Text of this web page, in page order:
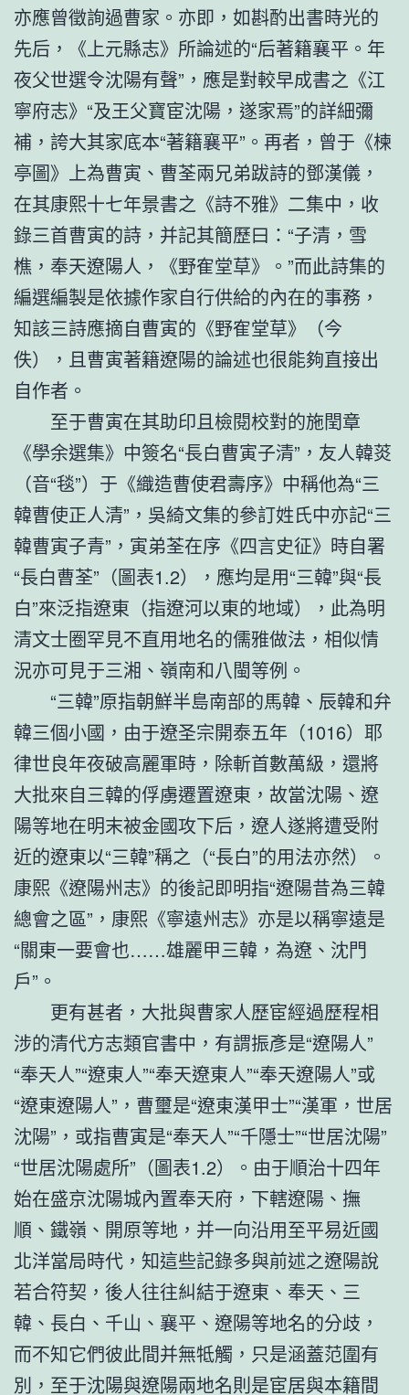
亦應曾徵詢過曹家。亦即，如斟酌出書時光的
先后，《上元縣志》所論述的“后著籍襄平。年
夜父世選令沈陽有聲”，應是對較早成書之《江
寧府志》“及王父寶宦沈陽，遂家焉”的詳細彌
補，誇大其家底本“著籍襄平”。再者，曾于《楝
亭圖》上為曹寅、曹荃兩兄弟跋詩的鄧漢儀，
在其康熙十七年景書之《詩不雅》二集中，收
錄三首曹寅的詩，并記其簡歷曰：“子清，雪
樵，奉天遼陽人，《野隺堂草》。”而此詩集的
編選編製是依據作家自行供給的內在的事務，
知該三詩應摘自曹寅的《野隺堂草》（今
佚），且曹寅著籍遼陽的論述也很能夠直接出
自作者。
至于曹寅在其助印且檢閱校對的施閏章
《學余選集》中簽名“長白曹寅子清”，友人韓菼
（音“毯”）于《織造曹使君壽序》中稱他為“三
韓曹使正人清”，吳綺文集的參訂姓氏中亦記“三
韓曹寅子青”，寅弟荃在序《四言史征》時自署
“長白曹荃”（圖表1.2），應均是用“三韓”與“長
白”來泛指遼東（指遼河以東的地域），此為明
清文士圈罕見不直用地名的儒雅做法，相似情
況亦可見于三湘、嶺南和八閩等例。
“三韓”原指朝鮮半島南部的馬韓、辰韓和弁
韓三個小國，由于遼圣宗開泰五年（1016）耶
律世良年夜破高麗軍時，除斬首數萬級，還將
大批來自三韓的俘虜遷置遼東，故當沈陽、遼
陽等地在明末被金國攻下后，遼人遂將遭受附
近的遼東以“三韓”稱之（“長白”的用法亦然）。
康熙《遼陽州志》的後記即明指“遼陽昔為三韓
總會之區”，康熙《寧遠州志》亦是以稱寧遠是
“關東一要會也……雄麗甲三韓，為遼、沈門
戶”。
更有甚者，大批與曹家人歷宦經過歷程相
涉的清代方志類官書中，有謂振彥是“遼陽人”
“奉天人”“遼東人”“奉天遼東人”“奉天遼陽人”或
“遼東遼陽人”，曹璽是“遼東漢甲士”“漢軍，世居
沈陽”，或指曹寅是“奉天人”“千隱士”“世居沈陽”
“世居沈陽處所”（圖表1.2）。由于順治十四年
始在盛京沈陽城內置奉天府，下轄遼陽、撫
順、鐵嶺、開原等地，并一向沿用至平易近國
北洋當局時代，知這些記錄多與前述之遼陽說
若合符契，後人往往糾結于遼東、奉天、三
韓、長白、千山、襄平、遼陽等地名的分歧，
而不知它們彼此間并無牴觸，只是涵蓋范圍有
別，至于沈陽與遼陽兩地名則是宦居與本籍間